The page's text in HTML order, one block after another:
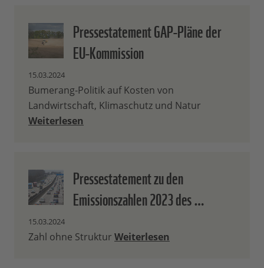
Pressestatement GAP-Pläne der
EU-Kommission
15.03.2024
Bumerang-Politik auf Kosten von
Landwirtschaft, Klimaschutz und Natur
Weiterlesen
Pressestatement zu den
Emissionszahlen 2023 des …
15.03.2024
Zahl ohne Struktur Weiterlesen